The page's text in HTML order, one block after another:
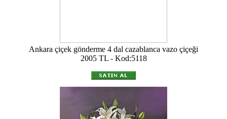
Ankara çiçek gönderme 4 dal cazablanca vazo çiçeği
2005 TL - Kod:5118